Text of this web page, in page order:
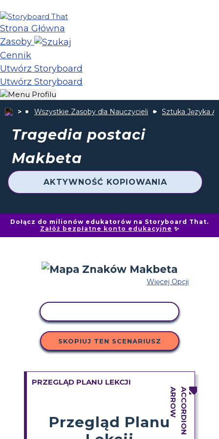
Strona Główna
Zasoby
Cennik
Utwórz Storyboard
Utwórz Storyboard
Wszystkie Zasoby dla Nauczycieli Sztuka Języka
Tragedia postaci
Makbeta
AKTYWNOŚĆ KOPIOWANIA
Dołącz do milionów edukatorów na Storyboard That.
Załóż bezpłatne konto edukacyjne ✨
Więcej Opcji
SKOPIUJ TEN SCENARIUSZ
PRZEGLĄD PLANU LEKCJI
Przegląd Planu